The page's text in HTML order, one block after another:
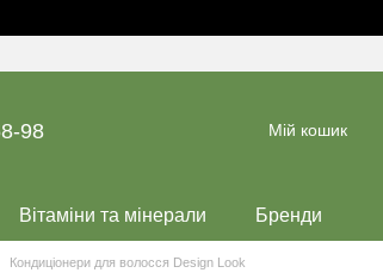
98 Мій кошик
Вітаміни та мінерали Бренди
Кондиціонери для волосся Design Look